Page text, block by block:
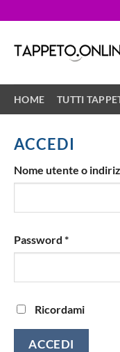
HOME TUTTI
ACCEDI
Nome utente o
Password *Richiesto
Ricordami
ACCEDI